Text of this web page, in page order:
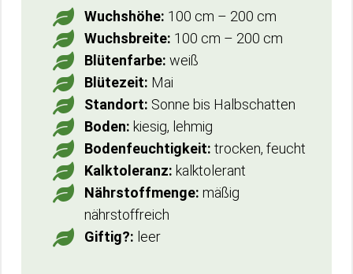
Wuchshöhe: 100 cm – 200 cm
Wuchsbreite: 100 cm – 200 cm
Blütenfarbe: weiß
Blütezeit: Mai
Standort: Sonne bis Halbschatten
Boden: kiesig, lehmig
Bodenfeuchtigkeit: trocken, feucht
Kalktoleranz: kalktolerant
Nährstoffmenge: mäßig
nährstoffreich
Giftig?: leer